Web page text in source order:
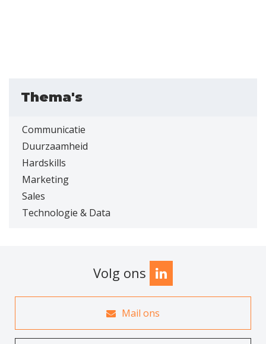
Thema's
Communicatie
Duurzaamheid
Hardskills
Marketing
Sales
Technologie & Data
Volg ons
Mail ons